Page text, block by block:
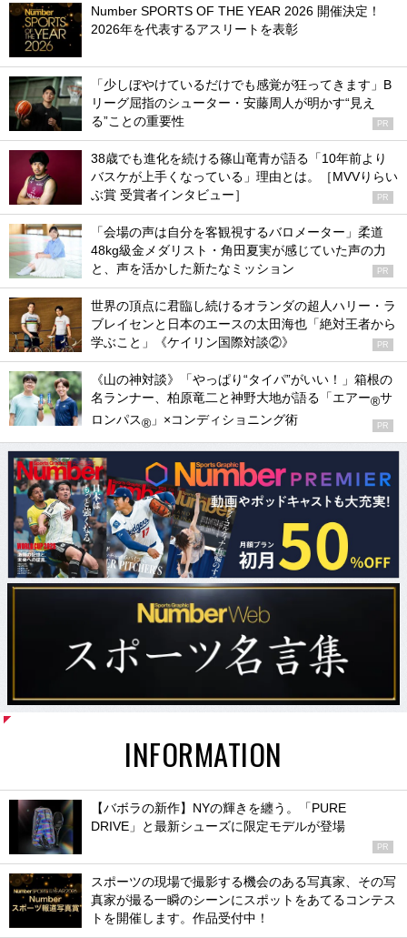
Number SPORTS OF THE YEAR 2026 開催決定！
2026年を代表するアスリートを表彰
「少しぼやけているだけでも感覚が狂ってきます」B
リーグ屈指のシューター・安藤周人が明かす“見え
る”ことの重要性
PR
38歳でも進化を続ける篠山竜青が語る「10年前より
バスケが上手くなっている」理由とは。［MVVりらい
ぶ賞 受賞者インタビュー］
PR
「会場の声は自分を客観視するバロメーター」柔道
48kg級金メダリスト・角田夏実が感じていた声の力
と、声を活かした新たなミッション
PR
世界の頂点に君臨し続けるオランダの超人ハリー・ラ
ブレイセンと日本のエースの太田海也「絶対王者から
学ぶこと」《ケイリン国際対談②》
PR
《山の神対談》「やっぱり“タイパ”がいい！」箱根の
名ランナー、柏原竜二と神野大地が語る「エアー®サ
ロンパス® 」×コンディショニング術 PR
INFORMATION
【バボラの新作】NYの輝きを纏う。「PURE
DRIVE」と最新シューズに限定モデルが登場
PR
スポーツの現場で撮影する機会のある写真家、その写
真家が撮る一瞬のシーンにスポットをあてるコンテス
トを開催します。作品受付中！